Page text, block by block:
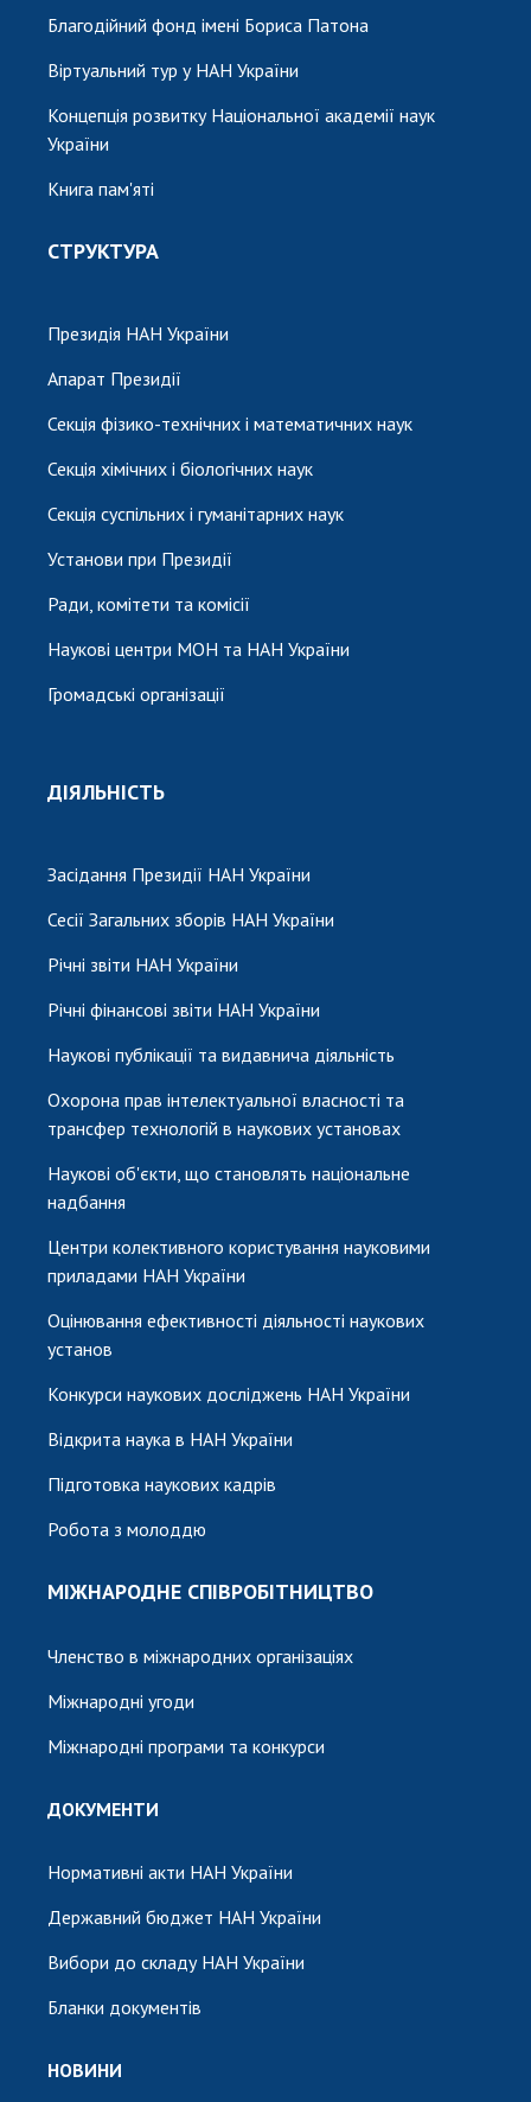
Благодійний фонд імені Бориса Патона
Віртуальний тур у НАН України
Концепція розвитку Національної академії наук
України
Книга пам'яті
СТРУКТУРА
Президія НАН України
Апарат Президії
Секція фізико-технічних і математичних наук
Секція хімічних і біологічних наук
Секція суспільних і гуманітарних наук
Установи при Президії
Ради, комітети та комісії
Наукові центри МОН та НАН України
Громадські організації
ДІЯЛЬНІСТЬ
Засідання Президії НАН України
Сесії Загальних зборів НАН України
Річні звіти НАН України
Річні фінансові звіти НАН України
Наукові публікації та видавнича діяльність
Охорона прав інтелектуальної власності та
трансфер технологій в наукових установах
Наукові об'єкти, що становлять національне
надбання
Центри колективного користування науковими
приладами НАН України
Оцінювання ефективності діяльності наукових
установ
Конкурси наукових досліджень НАН України
Відкрита наука в НАН України
Підготовка наукових кадрів
Робота з молоддю
МІЖНАРОДНЕ СПІВРОБІТНИЦТВО
Членство в міжнародних організаціях
Міжнародні угоди
Міжнародні програми та конкурси
ДОКУМЕНТИ
Нормативні акти НАН України
Державний бюджет НАН України
Вибори до складу НАН України
Бланки документів
НОВИНИ